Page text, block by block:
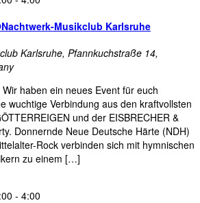
Musikclub Karlsruhe
Karlsruhe, Pfannkuchstraße 14,
Wir haben ein neues Event für euch
wuchtige Verbindung aus den kraftvollsten
und der EISBRECHER &
Donnernde Neue Deutsche Härte (NDH)
Rock verbinden sich mit hymnischen
zu einem […]
- 4:00